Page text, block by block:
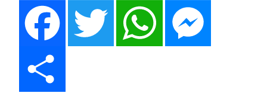
Twitter WhatsApp